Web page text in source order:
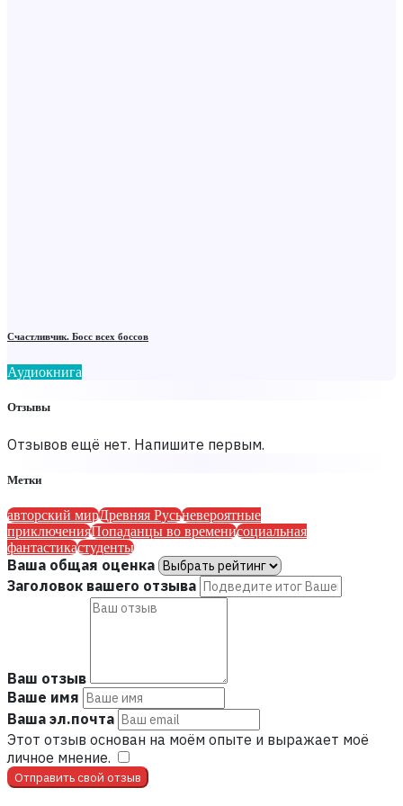
Счастливчик. Босс всех боссов
Аудиокнига
Отзывы
Отзывов ещё нет. Напишите первым.
Метки
авторский мирДревняя Русьневероятные
приключенияПопаданцы во временисоциальная
фантастикастуденты
Ваша общая оценка
Заголовок вашего отзыва
Ваш отзыв
Ваше имя
Ваша эл.почта
Этот отзыв основан на моём опыте и выражает моё
личное мнение.
Отправить свой отзыв